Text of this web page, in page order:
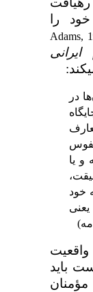
را
Adams,
ایرانی
در
و یا
خود
واقعیت
باید